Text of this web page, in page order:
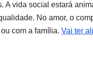
A vida social estará
No amor, o
com a família. Vai ter